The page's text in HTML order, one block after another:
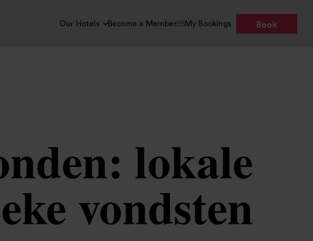
Our Hotels Become a Member My Bookings Book
lokale
vondsten